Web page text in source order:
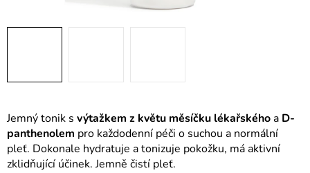
Jemný tonik s výtažkem z květu měsíčku lékařskéhoa D-
panthenolem pro každodenní péči o suchou a normální
pleť. Dokonale hydratuje a tonizuje pokožku, má aktivní
zklidňující účinek. Jemně čistí pleť.